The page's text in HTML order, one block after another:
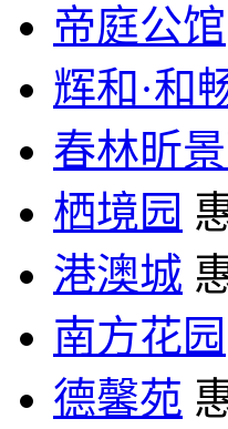
帝庭公馆
辉和·和
春林昕
栖境园
港澳城
南方花园
德馨苑